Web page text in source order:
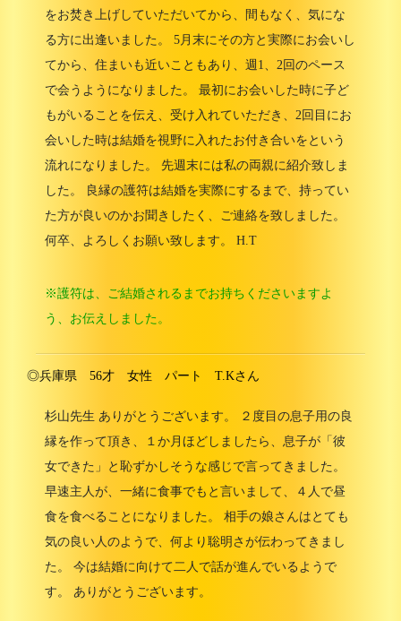
をお焚き上げしていただいてから、間もなく、気にな
る方に出逢いました。 5月末にその方と実際にお会いし
てから、住まいも近いこともあり、週1、2回のペース
で会うようになりました。 最初にお会いした時に子ど
もがいることを伝え、受け入れていただき、2回目にお
会いした時は結婚を視野に入れたお付き合いをという
流れになりました。 先週末には私の両親に紹介致しま
した。 良縁の護符は結婚を実際にするまで、持ってい
た方が良いのかお聞きしたく、ご連絡を致しました。
何卒、よろしくお願い致します。 H.T
※護符は、ご結婚されるまでお持ちくださいますよ
う、お伝えしました。
◎兵庫県 56才 女性 パート T.Kさん
杉山先生 ありがとうございます。 ２度目の息子用の良
縁を作って頂き、１か月ほどしましたら、息子が「彼
女できた」と恥ずかしそうな感じで言ってきました。
早速主人が、一緒に食事でもと言いまして、４人で昼
食を食べることになりました。 相手の娘さんはとても
気の良い人のようで、何より聡明さが伝わってきまし
た。 今は結婚に向けて二人で話が進んでいるようで
す。 ありがとうございます。